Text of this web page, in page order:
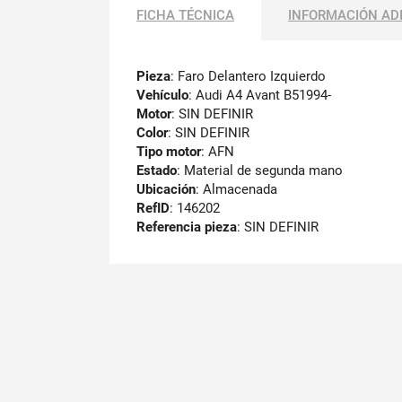
FICHA TÉCNICA INFORMACIÓN
Pieza: Faro Delantero Izquierdo
Vehículo: Audi A4 Avant B51994-
Motor: SIN DEFINIR
Color: SIN DEFINIR
Tipo motor: AFN
Estado: Material de segunda mano
Ubicación: Almacenada
RefID: 146202
Referencia pieza: SIN DEFINIR